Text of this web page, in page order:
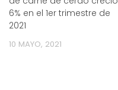
6% en el 1er trimestre de
2021
10 MAYO, 2021